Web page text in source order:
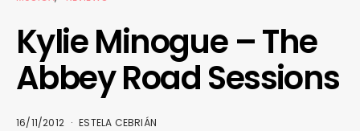
Kylie Minogue – The
Abbey Road Sessions
16/11/2012 ESTELA CEBRIÁN